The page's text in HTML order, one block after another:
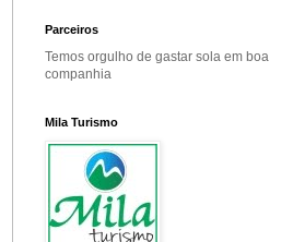
Parceiros
Temos orgulho de gastar sola em boa
companhia
Mila Turismo